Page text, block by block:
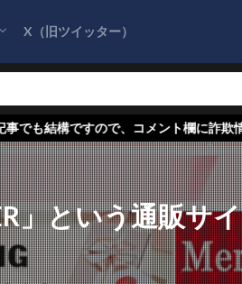
ー
るブログ』を応援してく
X（旧ツイッター）
メント欄に詐欺情報をお寄せください★
」という通販サイ